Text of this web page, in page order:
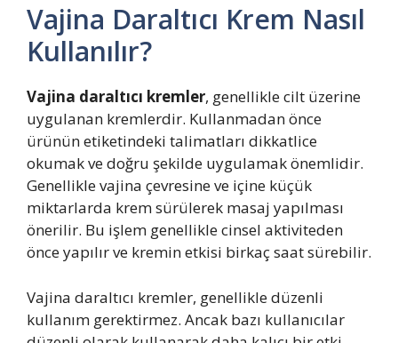
Vajina Daraltıcı Krem Nasıl
Kullanılır?
Vajina daraltıcı kremler, genellikle cilt üzerine
uygulanan kremlerdir. Kullanmadan önce
ürünün etiketindeki talimatları dikkatlice
okumak ve doğru şekilde uygulamak önemlidir.
Genellikle vajina çevresine ve içine küçük
miktarlarda krem sürülerek masaj yapılması
önerilir. Bu işlem genellikle cinsel aktiviteden
önce yapılır ve kremin etkisi birkaç saat sürebilir.
Vajina daraltıcı kremler, genellikle düzenli
kullanım gerektirmez. Ancak bazı kullanıcılar